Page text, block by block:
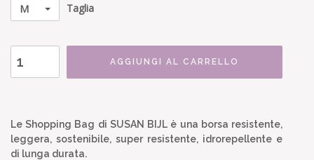
M Taglia
AGGIUNGI AL CARRELLO
Le Shopping Bag di SUSAN BIJL è una borsa resistente,
leggera, sostenibile, super resistente, idrorepellente e
di lunga durata.